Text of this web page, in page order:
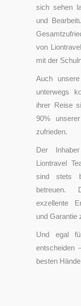
sich sehen
und
von
mit der
Auch
unterwegs
ihrer Reise
90%
zufrieden.
Der
Liontravel
sind stets
betreuen.
exzellente
und Garantie
Und egal
entscheiden
besten